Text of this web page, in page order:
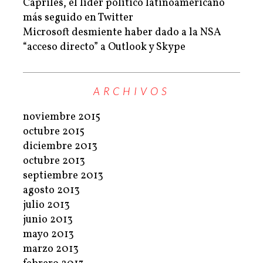
Capriles, el líder político latinoamericano
más seguido en Twitter
Microsoft desmiente haber dado a la NSA
“acceso directo” a Outlook y Skype
ARCHIVOS
noviembre 2015
octubre 2015
diciembre 2013
octubre 2013
septiembre 2013
agosto 2013
julio 2013
junio 2013
mayo 2013
marzo 2013